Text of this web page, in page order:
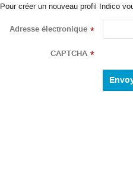
Pour créer un nouveau profil Indico
Adresse électronique *
CAPTCHA *